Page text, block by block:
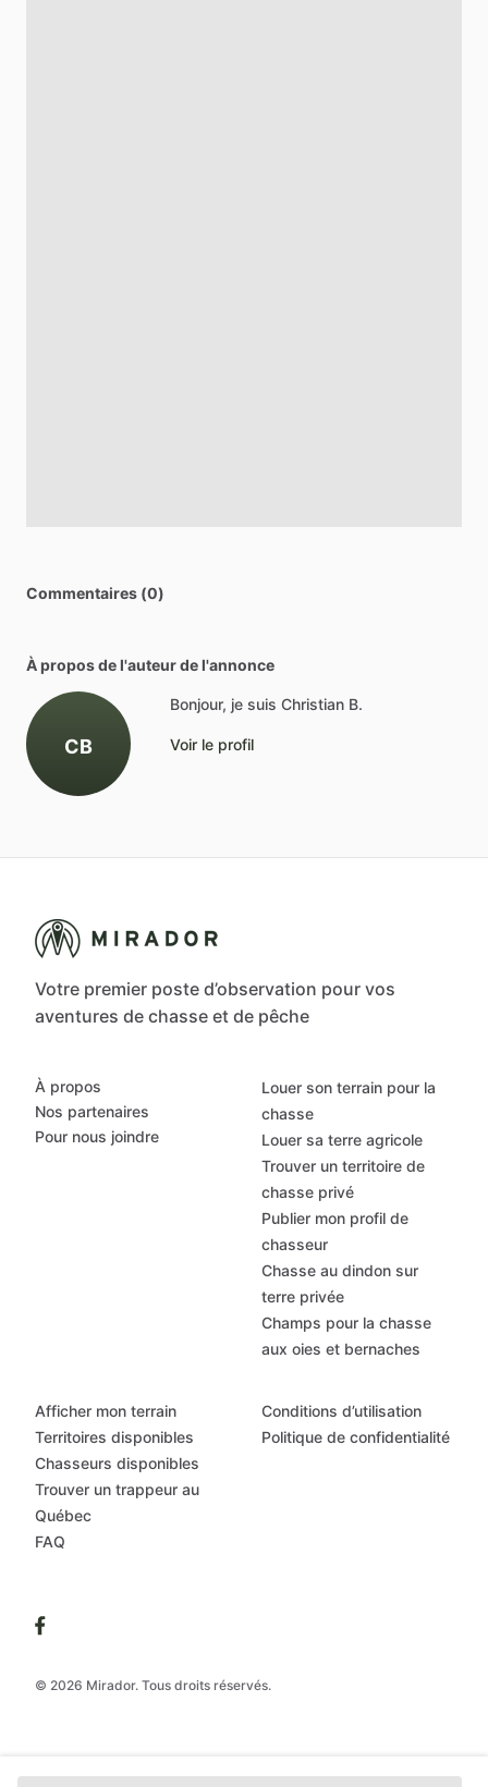
Commentaires (0)
À propos de l'auteur de l'annonce
CB
Bonjour, je suis Christian B.
Voir le profil
Votre premier poste d’observation pour vos
aventures de chasse et de pêche
© 2026 Mirador. Tous droits réservés.
À propos
Nos partenaires
Pour nous joindre
Louer son terrain pour la
chasse
Louer sa terre agricole
Trouver un territoire de
chasse privé
Publier mon profil de
chasseur
Chasse au dindon sur
terre privée
Champs pour la chasse
aux oies et bernaches
Afficher mon terrain
Territoires disponibles
Chasseurs disponibles
Trouver un trappeur au
Québec
FAQ
Conditions d’utilisation
Politique de confidentialité